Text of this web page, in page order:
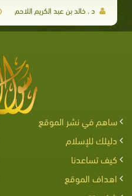
د . خالد بن عبد الكريم اللاحم
ساهم في نشر الموقع
دليلك للإسلام
كيف تساعدنا
اهداف الموقع